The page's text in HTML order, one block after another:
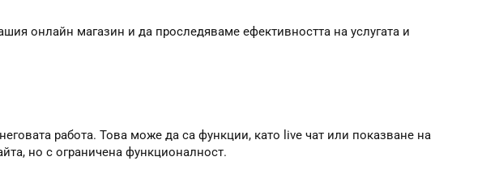
онлайн магазин и да проследяваме ефективността на услугата и
работа. Това може да са функции, като live чат или показване на
но с ограничена функционалност.